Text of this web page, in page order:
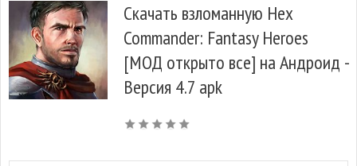
Скачать взломанную Hex
Commander: Fantasy Heroes
[МОД открыто все] на Андроид -
Версия 4.7 apk